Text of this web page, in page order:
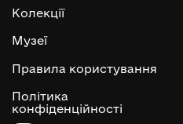
Колекції
Музеї
Правила користування
Політика
конфіденційності